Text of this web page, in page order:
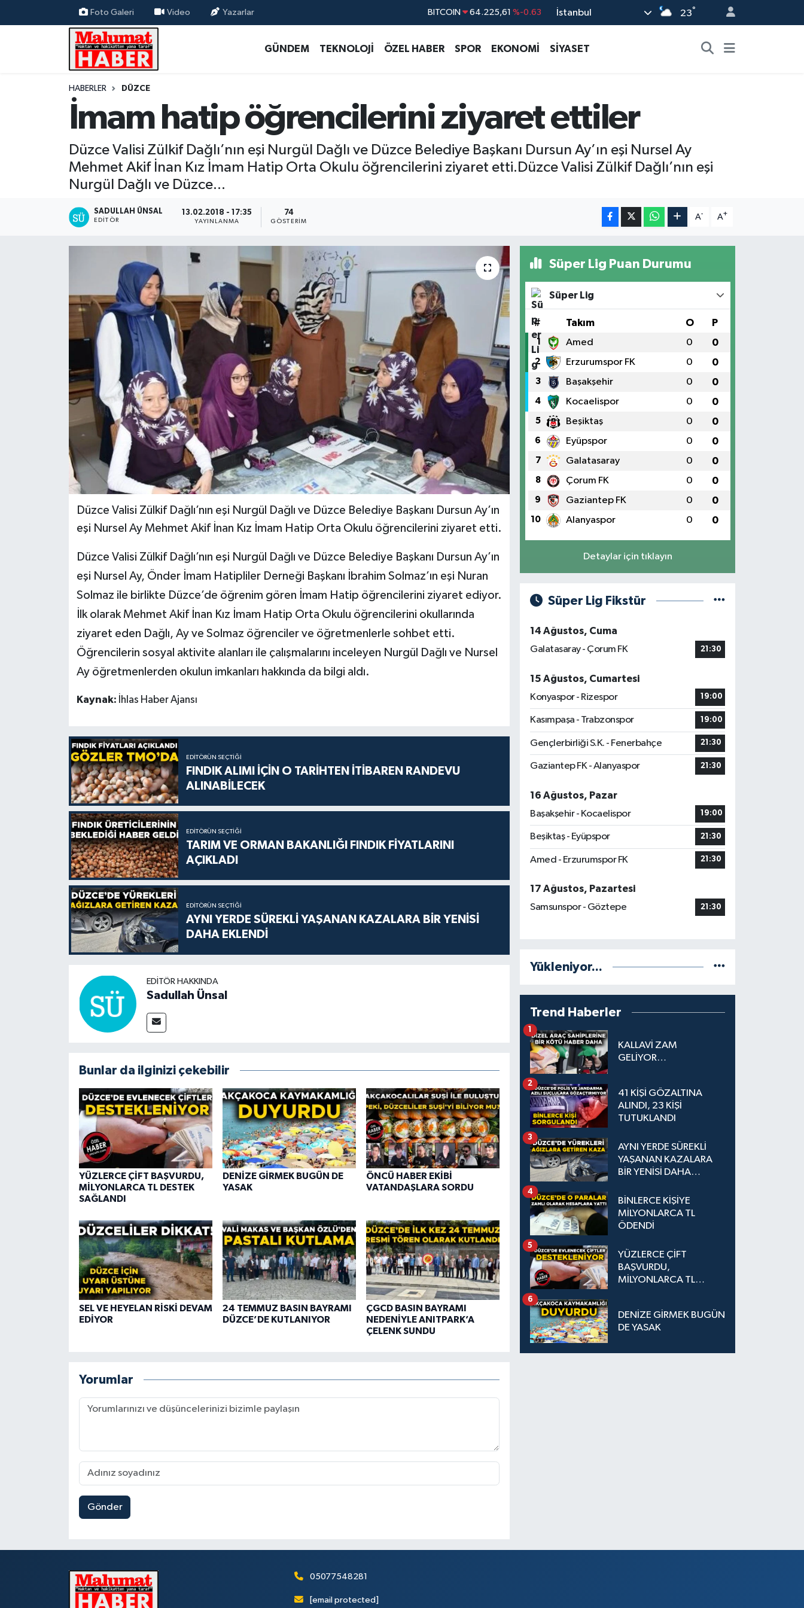
Foto Galeri Video Yazarlar BITCOIN 64.225,61 %-0.63
BİST100 13.799 %70
İstanbul 23°
GÜNDEM TEKNOLOJİ ÖZEL HABER SPOR EKONOMİ SİYASET
HABERLER DÜZCE
İmam hatip öğrencilerini ziyaret ettiler
Düzce Valisi Zülkif Dağlı’nın eşi Nurgül Dağlı ve Düzce Belediye Başkanı Dursun Ay’ın eşi Nursel Ay
Mehmet Akif İnan Kız İmam Hatip Orta Okulu öğrencilerini ziyaret etti.Düzce Valisi Zülkif Dağlı’nın eşi
Nurgül Dağlı ve Düzce...
SADULLAH ÜNSAL
EDITÖR
13.02.2018 - 17:35
YAYINLANMA
74
GÖSTERIM
A- A+
Düzce Valisi Zülkif Dağlı’nın eşi Nurgül Dağlı ve Düzce Belediye Başkanı Dursun Ay’ın
eşi Nursel Ay Mehmet Akif İnan Kız İmam Hatip Orta Okulu öğrencilerini ziyaret etti.
Düzce Valisi Zülkif Dağlı’nın eşi Nurgül Dağlı ve Düzce Belediye Başkanı Dursun Ay’ın
eşi Nursel Ay, Önder İmam Hatipliler Derneği Başkanı İbrahim Solmaz’ın eşi Nuran
Solmaz ile birlikte Düzce’de öğrenim gören İmam Hatip öğrencilerini ziyaret ediyor.
İlk olarak Mehmet Akif İnan Kız İmam Hatip Orta Okulu öğrencilerini okullarında
ziyaret eden Dağlı, Ay ve Solmaz öğrenciler ve öğretmenlerle sohbet etti.
Öğrencilerin sosyal aktivite alanları ile çalışmalarını inceleyen Nurgül Dağlı ve Nursel
Ay öğretmenlerden okulun imkanları hakkında da bilgi aldı.
Kaynak: İhlas Haber Ajansı
EDITÖRÜN SEÇTIĞI
FINDIK ALIMI İÇİN O TARİHTEN İTİBAREN RANDEVU
ALINABİLECEK
EDITÖRÜN SEÇTIĞI
TARIM VE ORMAN BAKANLIĞI FINDIK FİYATLARINI
AÇIKLADI
EDITÖRÜN SEÇTIĞI
AYNI YERDE SÜREKLİ YAŞANAN KAZALARA BİR YENİSİ
DAHA EKLENDİ
EDITÖR HAKKINDA
Sadullah Ünsal
Bunlar da ilginizi çekebilir
YÜZLERCE ÇİFT BAŞVURDU,
MİLYONLARCA TL DESTEK
SAĞLANDI
DENİZE GİRMEK BUGÜN DE
YASAK
ÖNCÜ HABER EKİBİ
VATANDAŞLARA SORDU
SEL VE HEYELAN RİSKİ DEVAM
EDİYOR
24 TEMMUZ BASIN BAYRAMI
DÜZCE’DE KUTLANIYOR
ÇGCD BASIN BAYRAMI
NEDENİYLE ANITPARK’A
ÇELENK SUNDU
Yorumlar
Gönder
Süper Lig Puan Durumu
Süper Lig
# Takım O P
1 Amed 0 0
2 Erzurumspor FK 0 0
3 Başakşehir 0 0
4 Kocaelispor 0 0
5 Beşiktaş 0 0
6 Eyüpspor 0 0
7 Galatasaray 0 0
8 Çorum FK 0 0
9 Gaziantep FK 0 0
10 Alanyaspor 0 0
Detaylar için tıklayın
Süper Lig Fikstür
14 Ağustos, Cuma
Galatasaray - Çorum FK
21:30
15 Ağustos, Cumartesi
Konyaspor - Rizespor
19:00
Kasımpaşa - Trabzonspor 19:00
Gençlerbirliği S.K. - Fenerbahçe 21:30
Gaziantep FK - Alanyaspor 21:30
16 Ağustos, Pazar
Başakşehir - Kocaelispor
19:00
Beşiktaş - Eyüpspor 21:30
Amed - Erzurumspor FK 21:30
17 Ağustos, Pazartesi
Samsunspor - Göztepe
21:30
Yükleniyor...
Trend Haberler
KALLAVİ ZAM
GELİYOR…
1
41 KİŞİ GÖZALTINA
ALINDI, 23 KİŞİ
TUTUKLANDI
2
AYNI YERDE SÜREKLİ
YAŞANAN KAZALARA
BİR YENİSİ DAHA
3
BİNLERCE KİŞİYE
MİLYONLARCA TL
ÖDENDİ
4
YÜZLERCE ÇİFT
BAŞVURDU,
MİLYONLARCA TL
5
DENİZE GİRMEK BUGÜN
DE YASAK
6
05077548281
[email protected]
Nöbetçi Eczaneler
Trafik Durumu
Tüm Manşetler
Haber Arşivi